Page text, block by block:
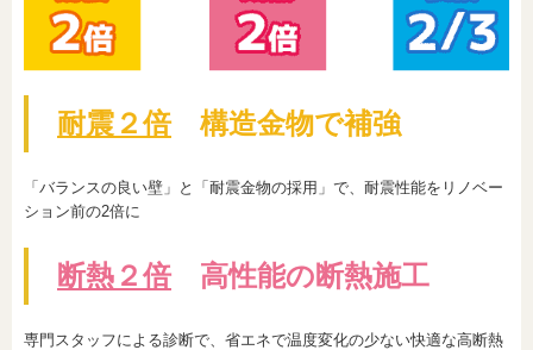
耐震２倍構造金物で補強
「バランスの良い壁」と「耐震金物の採用」で、耐震性能をリノベー
ション前の2倍に
断熱２倍 高性能の断熱施工
専門スタッフによる診断で、省エネで温度変化の少ない快適な高断熱